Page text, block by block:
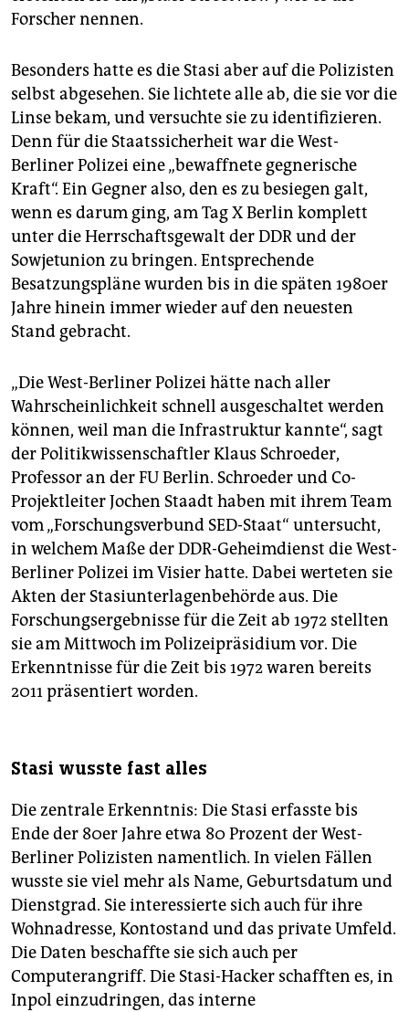
Forscher nennen.
Besonders hatte es die Stasi aber auf die Polizisten
selbst abgesehen. Sie lichtete alle ab, die sie vor die
Linse bekam, und versuchte sie zu identifizieren.
Denn für die Staatssicherheit war die West-
Berliner Polizei eine „bewaffnete gegnerische
Kraft“. Ein Gegner also, den es zu besiegen galt,
wenn es darum ging, am Tag X Berlin komplett
unter die Herrschaftsgewalt der DDR und der
Sowjetunion zu bringen. Entsprechende
Besatzungspläne wurden bis in die späten 1980er
Jahre hinein immer wieder auf den neuesten
Stand gebracht.
„Die West-Berliner Polizei hätte nach aller
Wahrscheinlichkeit schnell ausgeschaltet werden
können, weil man die Infrastruktur kannte“, sagt
der Politikwissenschaftler Klaus Schroeder,
Professor an der FU Berlin. Schroeder und Co-
Projektleiter Jochen Staadt haben mit ihrem Team
vom „Forschungsverbund SED-Staat“ untersucht,
in welchem Maße der DDR-Geheimdienst die West-
Berliner Polizei im Visier hatte. Dabei werteten sie
Akten der Stasiunterlagenbehörde aus. Die
Forschungsergebnisse für die Zeit ab 1972 stellten
sie am Mittwoch im Polizeipräsidium vor. Die
Erkenntnisse für die Zeit bis 1972 waren bereits
2011 präsentiert worden.
Stasi wusste fast alles
Die zentrale Erkenntnis: Die Stasi erfasste bis
Ende der 80er Jahre etwa 80 Prozent der West-
Berliner Polizisten namentlich. In vielen Fällen
wusste sie viel mehr als Name, Geburtsdatum und
Dienstgrad. Sie interessierte sich auch für ihre
Wohnadresse, Kontostand und das private Umfeld.
Die Daten beschaffte sie sich auch per
Computerangriff. Die Stasi-Hacker schafften es, in
Inpol einzudringen, das interne